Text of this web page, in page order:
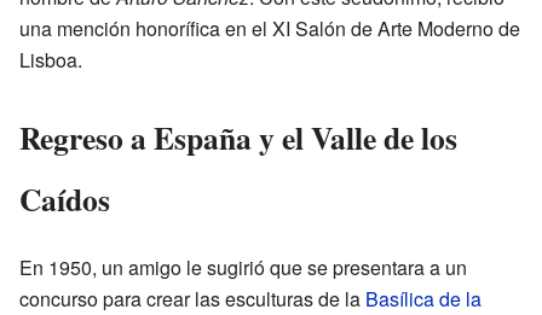
una mención honorífica en el XI Salón de Arte Moderno de
Lisboa.
Regreso a España y el Valle de los
Caídos
En 1950, un amigo le sugirió que se presentara a un
concurso para crear las esculturas de la Basílica de la